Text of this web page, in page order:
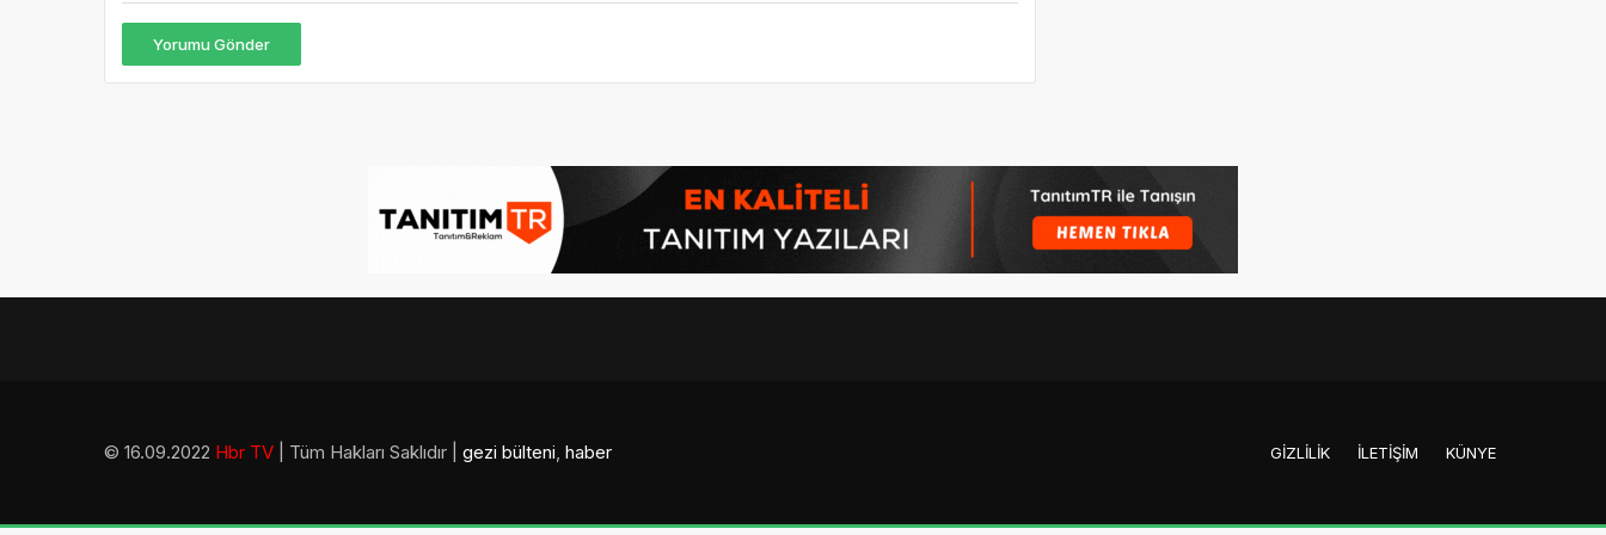
Yorumu Gönder
© 16.09.2022 Hbr TV | Tüm Hakları Saklıdır | gezi bülteni, haber GIZLILIK İLETIŞIM KÜNYE